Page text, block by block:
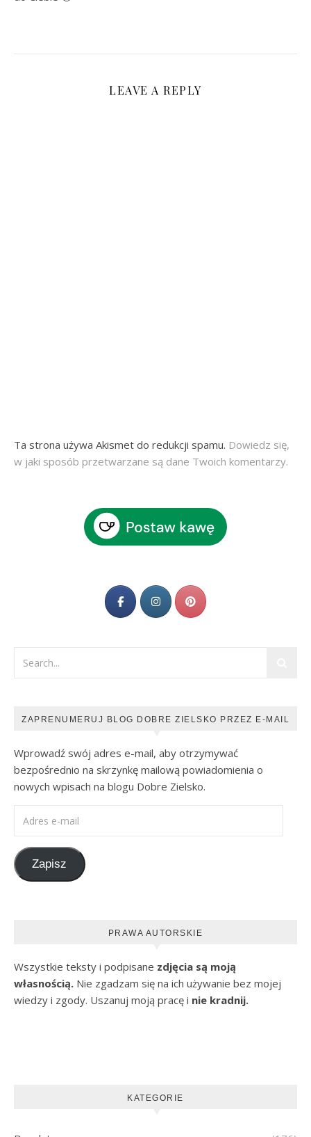
LEAVE A REPLY
Ta strona używa Akismet do redukcji spamu. Dowiedz się,
w jaki sposób przetwarzane są dane Twoich komentarzy.
ZAPRENUMERUJ BLOG DOBRE ZIELSKO PRZEZ E-MAIL
Wprowadź swój adres e-mail, aby otrzymywać
bezpośrednio na skrzynkę mailową powiadomienia o
nowych wpisach na blogu Dobre Zielsko.
Zapisz
PRAWA AUTORSKIE
Wszystkie teksty i podpisane zdjęcia są moją
własnością. Nie zgadzam się na ich używanie bez mojej
wiedzy i zgody. Uszanuj moją pracę i nie kradnij.
KATEGORIE